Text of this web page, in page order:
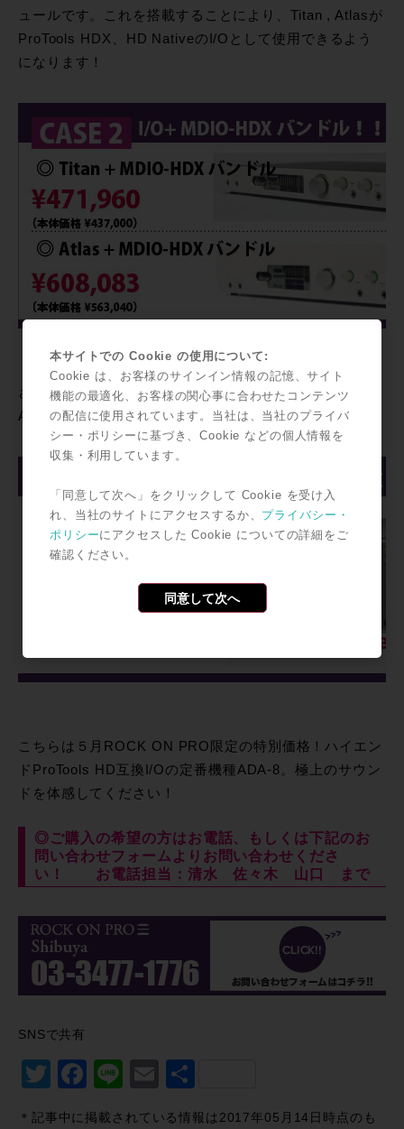
ュールです。これを搭載することにより、Titan , Atlasが
ProTools HDX、HD NativeのI/Oとして使用できるよう
になります！
さらに！新規導入もサポート！Titan+MDIO-PTHDX、
Atlas+MDIO-PTHDXのバンドルも特別価格！
こちらは５月ROCK ON PRO限定の特別価格！ハイエン
ドProTools HD互換I/Oの定番機種ADA-8。極上のサウン
ドを体感してください！
◎ご購入の希望の方はお電話、もしくは下記のお
問い合わせフォームよりお問い合わせくださ
い！ お電話担当：清水 佐々木 山口 まで
SNSで共有
Twitter
Facebook
LineEmail
＊記事中に掲載されている情報は2017年05月14日時点のも
本サイトでの Cookie の使用について:
Cookie は、お客様のサインイン情報の記憶、サイト
機能の最適化、お客様の関心事に合わせたコンテンツ
の配信に使用されています。当社は、当社のプライバ
シー・ポリシーに基づき、Cookie などの個人情報を
収集・利用しています。
「同意して次へ」をクリックして Cookie を受け入
れ、当社のサイトにアクセスするか、 プライバシー・
ポリシーにアクセスした Cookie についての詳細をご
確認ください。
同意して次へ